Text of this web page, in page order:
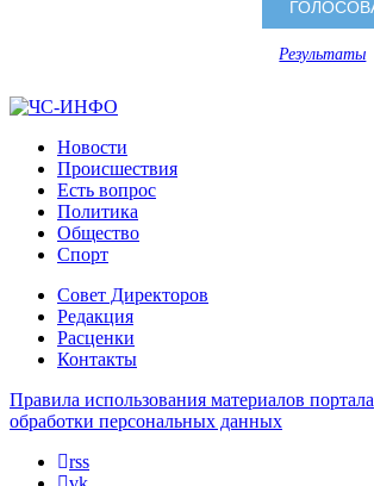
Результаты
Новости
Происшествия
Есть вопрос
Политика
Общество
Спорт
Совет Директоров
Редакция
Расценки
Контакты
Правила использования материалов портала
обработки персональных данных
rss